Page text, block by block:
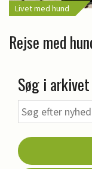
Livet med hund
Rejse med
Søg i arkivet